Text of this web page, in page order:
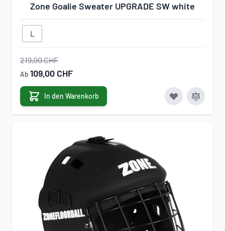
Zone Goalie Sweater UPGRADE SW white
L
219,00 CHF
Ab 109,00 CHF
In den Warenkorb